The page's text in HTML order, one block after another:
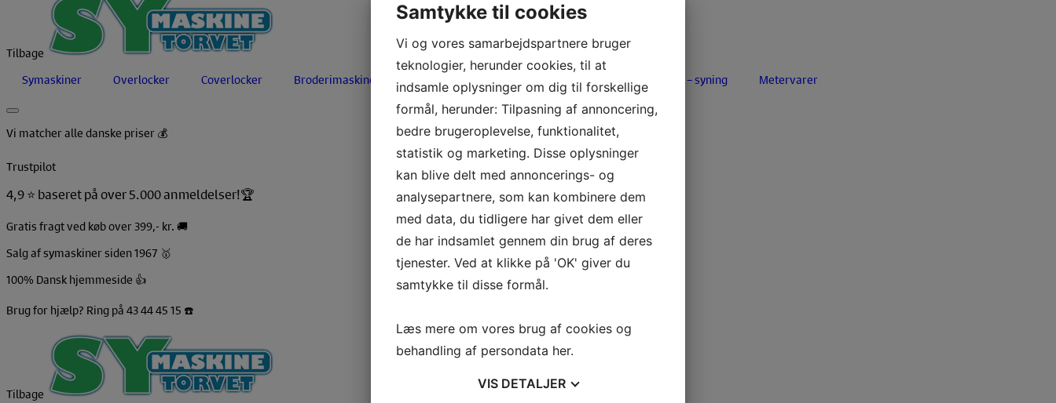
Tilbage
Symaskiner
Overlocker Coverlocker Broderimaskiner Brugtmarked Tilbehør – Maskiner Tilbehør – syning Metervarer
Vi matcher alle danske priser 💰
Trustpilot
4,9 ⭐️ baseret på over 5.000 anmeldelser!🏆
Gratis fragt ved køb over 399,- kr. 🚚
Salg af symaskiner siden 1967 🥇
100% Dansk hjemmeside 👍
Brug for hjælp? Ring på 43 44 45 15 ☎️
Tilbage
Samtykke til cookies
Vi og vores samarbejdspartnere bruger
teknologier, herunder cookies, til at
indsamle oplysninger om dig til forskellige
formål, herunder: Tilpasning af annoncering,
bedre brugeroplevelse, funktionalitet,
statistik og marketing. Disse oplysninger
kan blive delt med annoncerings- og
analysepartnere, som kan kombinere dem
med data, du tidligere har givet dem eller
de har indsamlet gennem din brug af deres
tjenester. Ved at klikke på 'OK' giver du
samtykke til disse formål.
Læs mere om vores brug af cookies og
behandling af persondata her.
VIS DETALJER